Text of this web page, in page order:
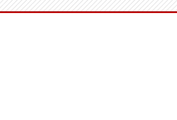
マルチ
ポムポムプリン30th
おもちもちもちマス
アニメ『ジョジョの
奇妙な冒険 黄金の